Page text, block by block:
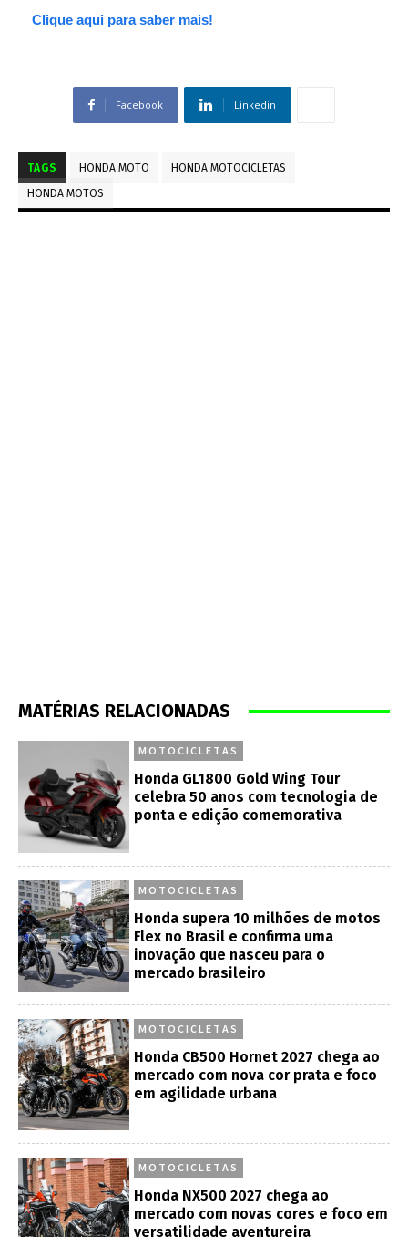
Clique aqui para saber mais!
Facebook Linkedin
TAGS HONDA MOTO
HONDA MOTOCICLETAS
HONDA MOTOS
MATÉRIAS RELACIONADAS
MOTOCICLETAS
Honda GL1800 Gold Wing Tour
celebra 50 anos com tecnologia de
ponta e edição comemorativa
MOTOCICLETAS
Honda supera 10 milhões de motos
Flex no Brasil e confirma uma
inovação que nasceu para o
mercado brasileiro
MOTOCICLETAS
Honda CB500 Hornet 2027 chega ao
mercado com nova cor prata e foco
em agilidade urbana
MOTOCICLETAS
Honda NX500 2027 chega ao
mercado com novas cores e foco em
versatilidade aventureira